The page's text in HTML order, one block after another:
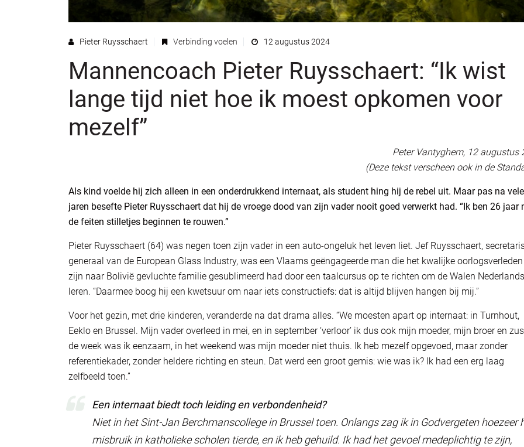
Pieter Ruysschaert Verbinding voelen 12 augustus 2024
Mannencoach Pieter Ruysschaert: “Ik wist
lange tijd niet hoe ik moest opkomen voor
mezelf”
Peter Vantyghem, 12 augustus
(Deze tekst verscheen ook in de
Als kind voelde hij zich alleen in een onderdrukkend internaat, als student hing hij de rebel uit. Maar pas na vele
jaren besefte Pieter Ruysschaert dat hij de vroege dood van zijn vader nooit goed verwerkt had. “Ik ben 26 jaar
de feiten stilletjes beginnen te rouwen.”
Pieter Ruysschaert (64) was negen toen zijn vader in een auto-ongeluk het leven liet. Jef Ruysschaert,
generaal van de ­European Glass Industry, was een Vlaams geëngageerde man die het kwalijke
zijn naar Bolivië gevluchte familie gesublimeerd had door een taalcursus op te richten om de Walen
leren. “Daarmee boog hij een kwetsuur om naar iets constructiefs: dat is altijd blijven hangen bij mij.”
Voor het gezin, met drie kinderen, veranderde na dat drama alles. “We moesten apart op internaat: in Turnhout,
Eeklo en Brussel. Mijn vader overleed in mei, en in september ‘verloor’ ik dus ook mijn moeder, mijn broer en
de week was ik eenzaam, in het weekend was mijn moeder niet thuis. Ik heb mezelf opgevoed, maar zonder
referentiekader, zonder heldere richting en steun. Dat werd een groot gemis: wie was ik? Ik had een erg laag
zelfbeeld toen.”
Een internaat biedt toch leiding en verbondenheid?
Niet in het Sint-Jan Berchmanscollege in Brussel toen. Onlangs zag ik in Godvergetenhoezeer
misbruik in katholieke scholen tierde, en ik heb gehuild. Ik had het gevoel medeplichtig te zijn,